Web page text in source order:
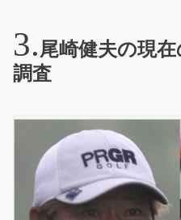
尾崎健夫の現
調査